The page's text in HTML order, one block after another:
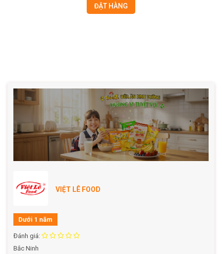
ĐẶT HÀNG
VIỆT LÊ FOOD
Dưới 1 năm
Đánh giá:
Bắc Ninh